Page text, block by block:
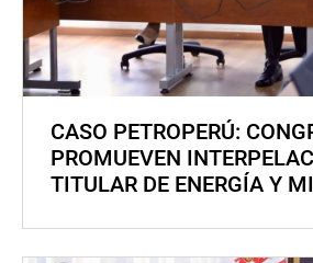
CASO PETROPERÚ:
PROMUEVEN
TITULAR DE ENERGÍA Y